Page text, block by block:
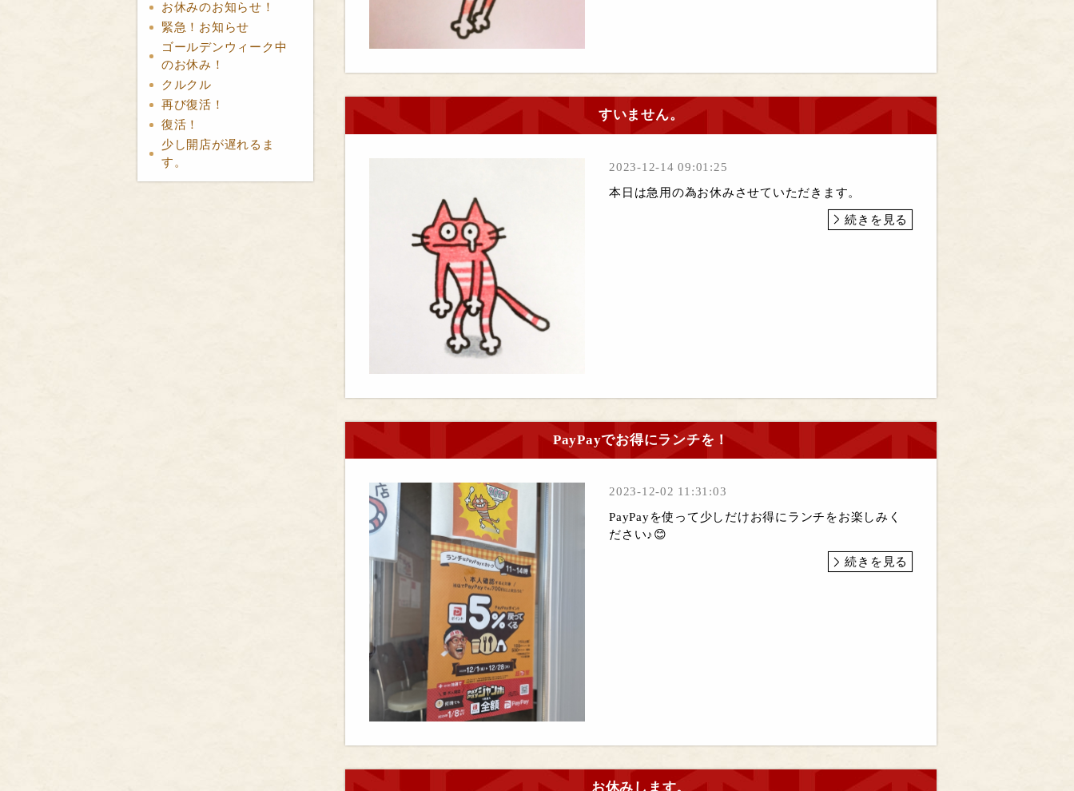
お休みのお知らせ！
緊急！お知らせ
ゴールデンウィーク中
のお休み！
クルクル
再び復活！
復活！
少し開店が遅れるま
す。
すいません。
2023-12-14 09:01:25
本日は急用の為お休みさせていただきます。
続きを見る
PayPayでお得にランチを！
2023-12-02 11:31:03
PayPayを使って少しだけお得にランチをお楽しみく
ださい♪😊
続きを見る
お休みします。